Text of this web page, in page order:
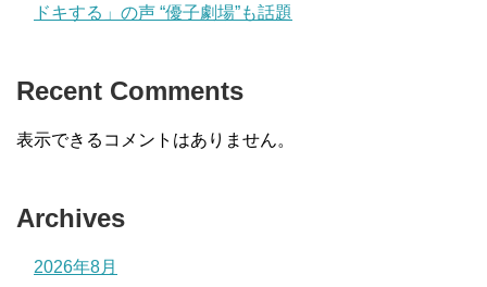
ドキする」の声 “優子劇場”も話題
Recent Comments
表示できるコメントはありません。
Archives
2026年8月